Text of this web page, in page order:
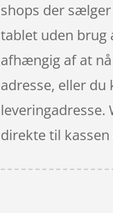
shops der
tablet uden brug
afhængig af at
adresse, eller
leveringadresse.
direkte til